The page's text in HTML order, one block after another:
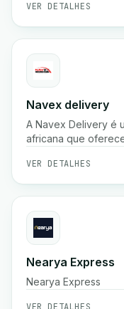
VER DETALHES
Navex delivery
A Navex Delivery é
africana que
nacional e
commerce e
VER DETALHES
Nearya Express
Nearya Express